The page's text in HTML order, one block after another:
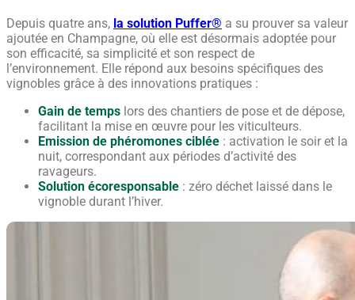
Depuis quatre ans, la solution Puffer® a su prouver sa valeur
ajoutée en Champagne, où elle est désormais adoptée pour
son efficacité, sa simplicité et son respect de
l’environnement. Elle répond aux besoins spécifiques des
vignobles grâce à des innovations pratiques :
Gain de temps lors des chantiers de pose et de dépose,
facilitant la mise en œuvre pour les viticulteurs.
Emission de phéromones ciblée : activation le soir et la
nuit, correspondant aux périodes d’activité des
ravageurs.
Solution écoresponsable : zéro déchet laissé dans le
vignoble durant l’hiver.